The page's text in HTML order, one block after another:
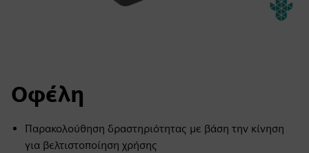
Οφέλη
Παρακολούθηση δραστηριότητας με βάση την κίνηση
για βελτιστοποίηση χρήσης